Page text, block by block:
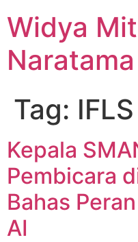
Widya
Naratama
Tag: IFLS
Kepala
Pembicara
Bahas
AI